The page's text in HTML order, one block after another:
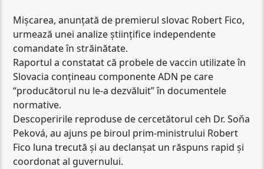
Mișcarea, anunțată de premierul slovac Robert Fico,
urmează unei analize științifice independente
comandate în străinătate.
Raportul a constatat că probele de vaccin utilizate în
Slovacia conțineau componente ADN pe care
“producătorul nu le-a dezvăluit” în documentele
normative.
Descoperirile reproduse de cercetătorul ceh Dr. Soňa
Peková, au ajuns pe biroul prim-ministrului Robert
Fico luna trecută și au declanșat un răspuns rapid și
coordonat al guvernului.